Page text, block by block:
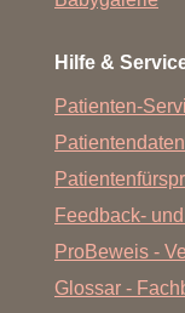
Hilfe &
Patienten-
Feedback-
ProBeweis -
Glossar -